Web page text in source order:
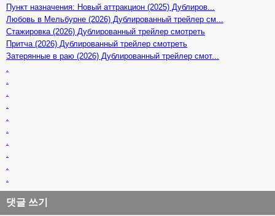
Пункт назначения: Новый аттракцион (2025) Дублиров...
Любовь в Мельбурне (2026) Дублированный трейлер см...
Стажировка (2026) Дублированный трейлер смотреть
Притча (2026) Дублированный трейлер смотреть
Затерянные в раю (2026) Дублированный трейлер смот...
댓글 쓰기